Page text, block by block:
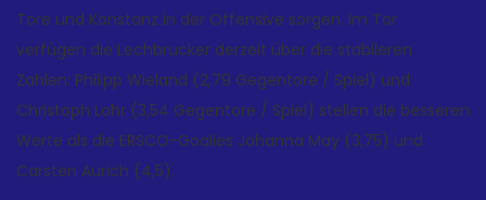
Tore und Konstanz in der Offensive sorgen. Im Tor
verfügen die Lechbrucker derzeit über die stabileren
Zahlen: Philipp Wieland (2,79 Gegentore / Spiel) und
Christoph Lohr (3,54 Gegentore / Spiel) stellen die besseren
Werte als die ERSCO-Goalies Johanna May (3,75) und
Carsten Aurich (4,5).